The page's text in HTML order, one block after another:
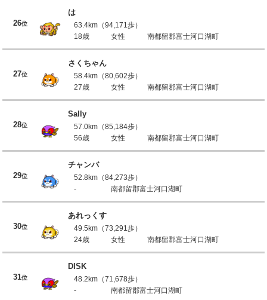
26位
は
63.4km（94,171歩）
18歳
女性 南都留郡富士河口湖町
27位
さくちゃん
58.4km（80,602歩）
27歳
女性 南都留郡富士河口湖町
28位
Sally
57.0km（85,184歩）
56歳
女性 南都留郡富士河口湖町
29位
チャンバ
52.8km（84,273歩）
-
南都留郡富士河口湖町
30位
あれっくす
49.5km（73,291歩）
24歳
女性 南都留郡富士河口湖町
31位
DISK
48.2km（71,678歩）
-
南都留郡富士河口湖町